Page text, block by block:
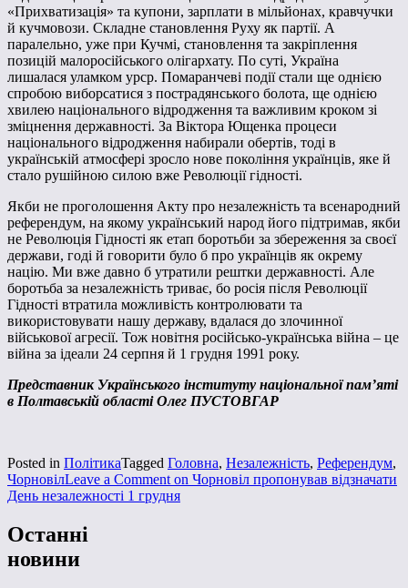
«Прихватизація» та купони, зарплати в мільйонах, кравчучки
й кучмовози. Складне становлення Руху як партії. А
паралельно, уже при Кучмі, становлення та закріплення
позицій малоросійського олігархату. По суті, Україна
лишалася уламком урср. Помаранчеві події стали ще однією
спробою виборсатися з пострадянського болота, ще однією
хвилею національного відродження та важливим кроком зі
зміцнення державності. За Віктора Ющенка процеси
національного відродження набирали обертів, тоді в
українській атмосфері зросло нове покоління українців, яке й
стало рушійною силою вже Революції гідності.
Якби не проголошення Акту про незалежність та всенародний
референдум, на якому український народ його підтримав, якби
не Революція Гідності як етап боротьби за збереження за своєї
держави, годі й говорити було б про українців як окрему
націю. Ми вже давно б утратили рештки державності. Але
боротьба за незалежність триває, бо росія після Революції
Гідності втратила можливість контролювати та
використовувати нашу державу, вдалася до злочинної
військової агресії. Тож новітня російсько-українська війна – це
війна за ідеали 24 серпня й 1 грудня 1991 року.
Представник Українського інституту національної пам’яті
в Полтавській області Олег ПУСТОВГАР
Posted in ПолітикаTagged Головна, Незалежність, Референдум,
ЧорновілLeave a Comment on Чорновіл пропонував відзначати
День незалежності 1 грудня
Останні
новини